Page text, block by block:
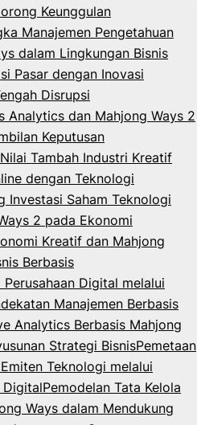
Keunggulan
Manajemen Pengetahuan
dalam Lingkungan Bisnis
Pasar dengan Inovasi
Disrupsi
Analytics dan Mahjong Ways 2
Keputusan
Tambah Industri Kreatif
dengan Teknologi
Investasi Saham Teknologi
2 pada Ekonomi
Kreatif dan Mahjong
Berbasis
Digital melalui
Manajemen Berbasis
Analytics Berbasis Mahjong
Strategi BisnisPemetaan
Teknologi melalui
DigitalPemodelan Tata Kelola
Ways dalam Mendukung